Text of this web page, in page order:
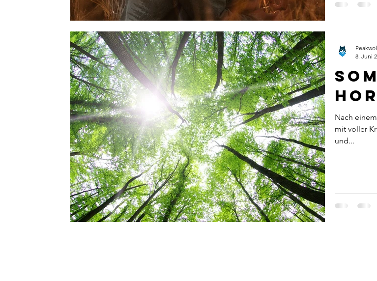
Nach
mit voller
und...
8. Juni